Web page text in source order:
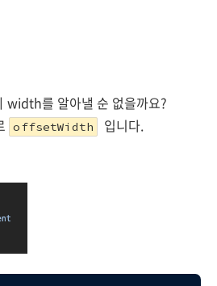
width를 알아낼 순 없을까요?
offsetWidth 입니다.